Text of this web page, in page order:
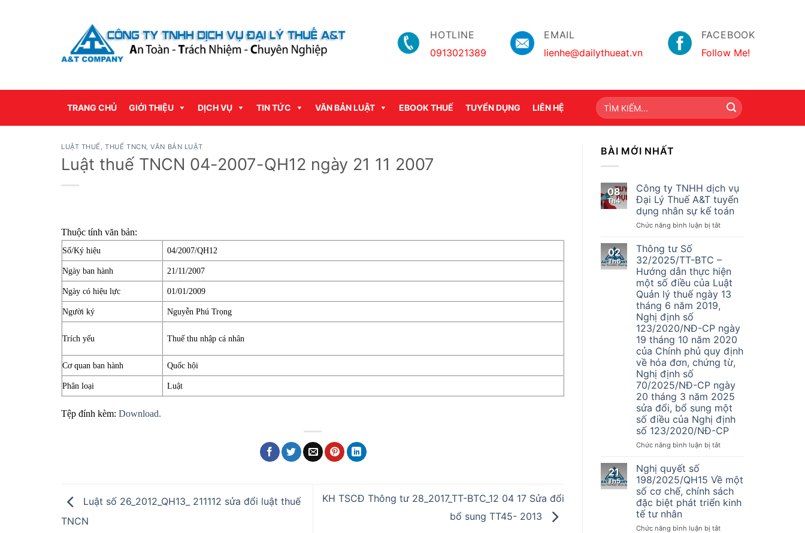
HOTLINE
0913021389
EMAIL
lienhe@dailythueat.vn
FACEBOOK
Follow Me!
TRANG CHỦ GIỚI THIỆU DỊCH VỤ TIN TỨC VĂN BẢN LUẬT EBOOK THUẾ TUYỂN DỤNG LIÊN HỆ
LUẬT THUẾ ,THUẾ TNCN,VĂN BẢN LUẬT
Luật thuế TNCN 04-2007-QH12 ngày 21 11 2007
Thuộc tính văn bản:
Số/Ký hiệu 04/2007/QH12
Ngày ban hành 21/11/2007
Ngày có hiệu lực 01/01/2009
Người ký Nguyễn Phú Trọng
Trích yếu Thuế thu nhập cá nhân
Cơ quan ban hành Quốc hội
Phân loại Luật
Tệp đính kèm: Download.
Luật số 26_2012_QH13_ 211112 sửa đổi luật thuế
TNCN
KH TSCĐ Thông tư 28_2017_TT-BTC_12 04 17 Sửa đổi
bổ sung TT45- 2013
BÀI MỚI NHẤT
08
Th4
Công ty TNHH dịch vụ
Đại Lý Thuế A&T tuyển
dụng nhân sự kế toán
Chức năng bình luận bị tắtở
vụ
Đại
Lý
tuyển
dụng
nhân
sự
kế
02
Th6
Thông tư Số
32/2025/TT-BTC –
Hướng dẫn thực hiện
một số điều của Luật
Quản lý thuế ngày 13
tháng 6 năm 2019,
Nghị định số
123/2020/NĐ-CP ngày
19 tháng 10 năm 2020
của Chính phủ quy định
về hóa đơn, chứng từ,
Nghị định số
70/2025/NĐ-CP ngày
20 tháng 3 năm 2025
sửa đổi, bổ sung một
số điều của Nghị định
số 123/2020/NĐ-CP
Chức năng bình luận bị tắtở
Số
32/2025/TT-
BTC
dẫn
21
Th5
Nghị quyết số
198/2025/QH15 Về một
số cơ chế, chính sách
đặc biệt phát triển kinh
tế tư nhân
Chức năng bình luận bị tắtở